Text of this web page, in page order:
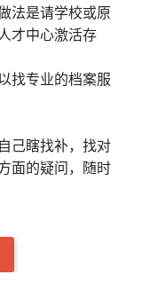
法是请学校或原
才中心激活存
找专业的档案服
己瞎找补，找对
面的疑问，随时